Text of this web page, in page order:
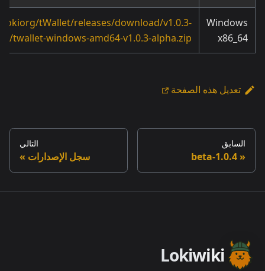
Windows
x86_64
tWallet/releases/download/v1.0.3-
twallet-windows-amd64-v1.0.3-alpha.zip
تعديل هذه الصفحة
السابق
1.0.4-beta
التالي
سجل الإصدارات
Lokiwiki